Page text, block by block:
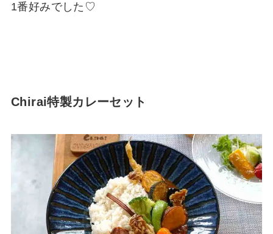
1番好みでした♡
Chirai特製カレーセット